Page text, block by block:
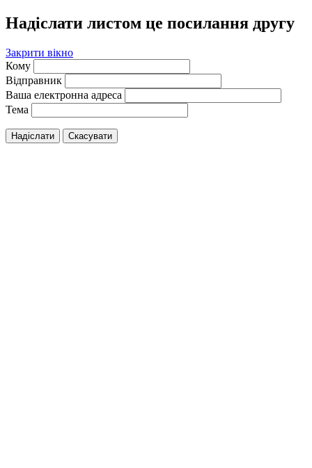
Надіслати листом це посилання другу
Закрити вікно
Кому
Відправник
Ваша електронна адреса
Тема
Надіслати Скасувати